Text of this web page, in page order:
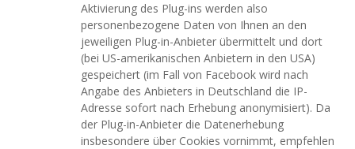
Aktivierung des Plug-ins werden also
personenbezogene Daten von Ihnen an den
jeweiligen Plug-in-Anbieter übermittelt und dort
(bei US-amerikanischen Anbietern in den USA)
gespeichert (im Fall von Facebook wird nach
Angabe des Anbieters in Deutschland die IP-
Adresse sofort nach Erhebung anonymisiert). Da
der Plug-in-Anbieter die Datenerhebung
insbesondere über Cookies vornimmt, empfehlen